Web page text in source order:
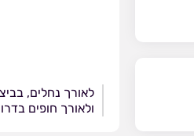
לאורך נחלים,
ולאורך חופים